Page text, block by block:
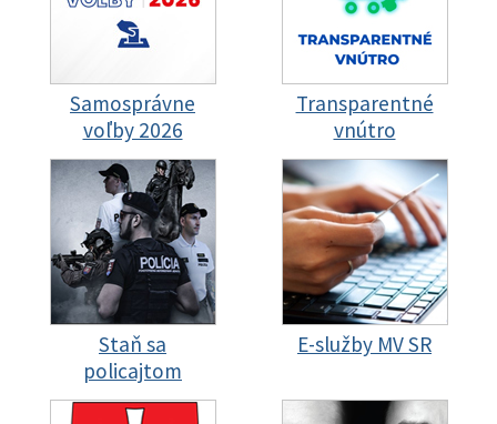
Samosprávne
voľby 2026
Transparentné
vnútro
Staň sa
policajtom
E-služby MV SR